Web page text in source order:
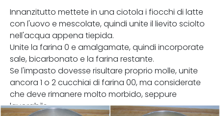
Innanzitutto mettete in una ciotola i fiocchi di latte
con l'uovo e mescolate, quindi unite il lievito sciolto
nell'acqua appena tiepida.
Unite la farina 0 e amalgamate, quindi incorporate
sale, bicarbonato e la farina restante.
Se l'impasto dovesse risultare proprio molle, unite
ancora 1 o 2 cucchiai di farina 00, ma considerate
che deve rimanere molto morbido, seppure
lavorabile.